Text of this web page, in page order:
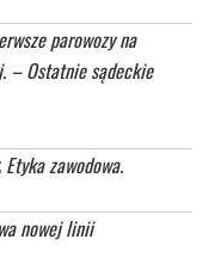
parowozy na
– Ostatnie sądeckie
; Etyka zawodowa.
nowej linii